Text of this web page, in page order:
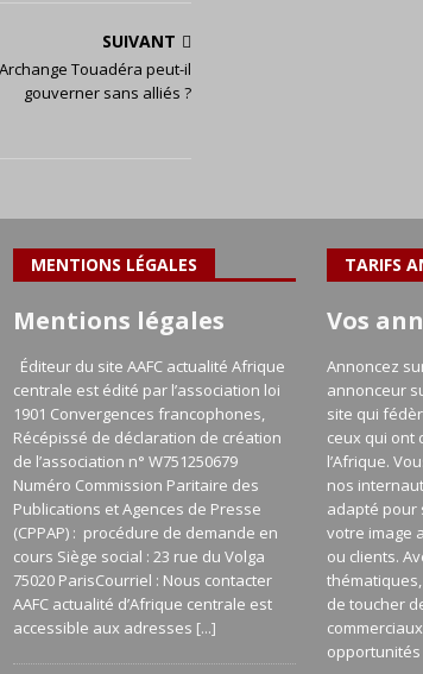
SUIVANT
Touadéra peut-il
gouverner sans alliés ?
MENTIONS LÉGALES
Mentions légales
Éditeur du site AAFC actualité Afrique
centrale est édité par l’association loi
1901 Convergences francophones,
Récépissé de déclaration de création
de l’association n° W751250679
Numéro Commission Paritaire des
Publications et Agences de Presse
(CPPAP) : procédure de demande en
cours Siège social : 23 rue du Volga
75020 ParisCourriel : Nous contacter
AAFC actualité d’Afrique centrale est
accessible aux adresses [...]
TARIFS
Vos
Annoncez
annonceur
site qui
ceux qui ont
l’Afrique.
nos
adapté pour
votre image
ou clients.
de toucher